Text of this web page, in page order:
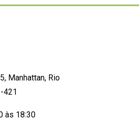
Manhattan, Rio
421
às 18:30